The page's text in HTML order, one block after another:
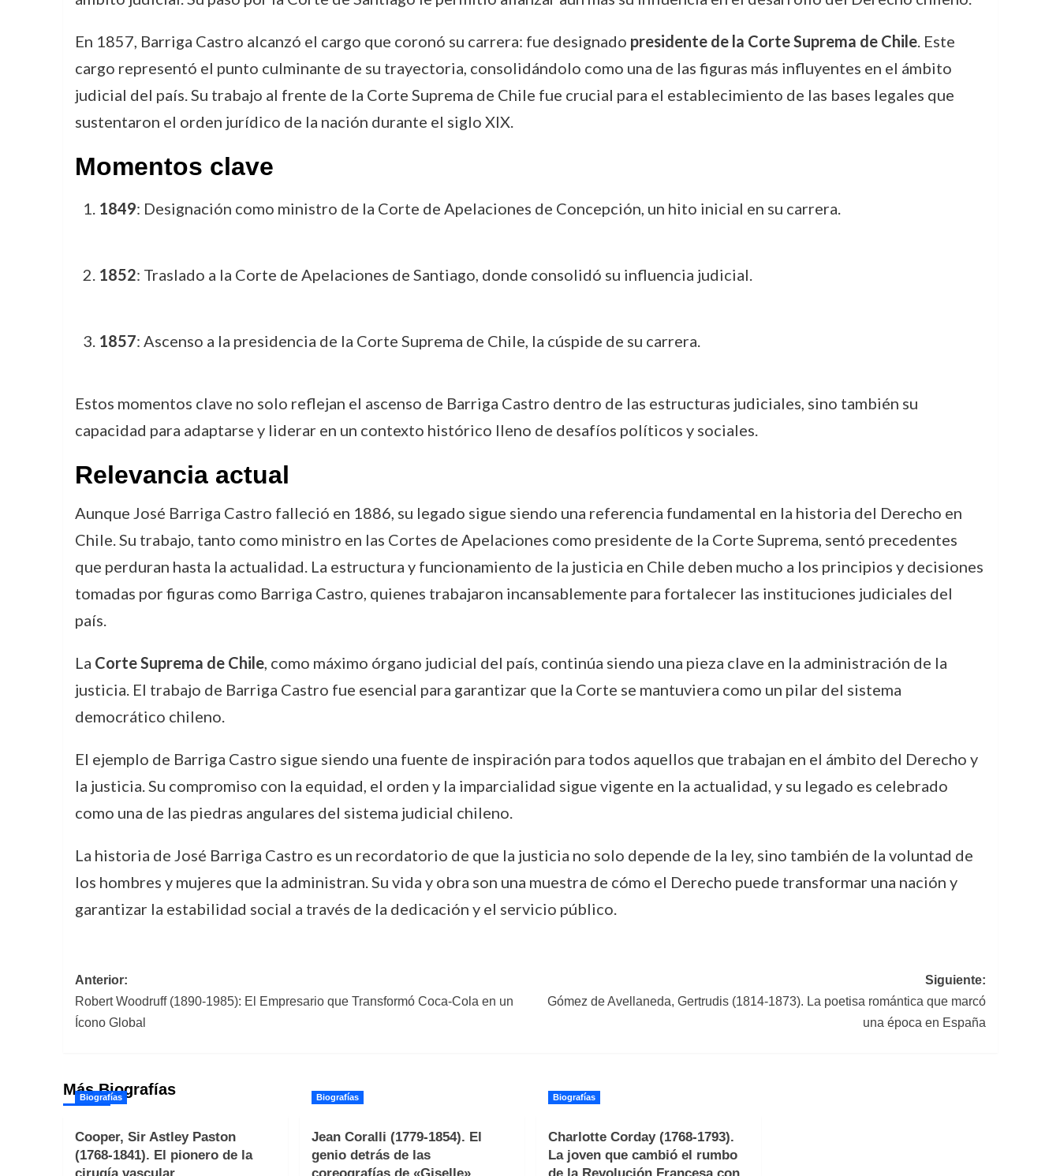
En 1857, Barriga Castro alcanzó el cargo que coronó su carrera: fue designado presidente de la Corte Suprema de Chile. Este
cargo representó el punto culminante de su trayectoria, consolidándolo como una de las figuras más influyentes en el ámbito
judicial del país. Su trabajo al frente de la Corte Suprema de Chile fue crucial para el establecimiento de las bases legales que
sustentaron el orden jurídico de la nación durante el siglo XIX.
Momentos clave
1849: Designación como ministro de la Corte de Apelaciones de Concepción, un hito inicial en su carrera.
1852: Traslado a la Corte de Apelaciones de Santiago, donde consolidó su influencia judicial.
1857: Ascenso a la presidencia de la Corte Suprema de Chile, la cúspide de su carrera.
Estos momentos clave no solo reflejan el ascenso de Barriga Castro dentro de las estructuras judiciales, sino también su
capacidad para adaptarse y liderar en un contexto histórico lleno de desafíos políticos y sociales.
Relevancia actual
Aunque José Barriga Castro falleció en 1886, su legado sigue siendo una referencia fundamental en la historia del Derecho en
Chile. Su trabajo, tanto como ministro en las Cortes de Apelaciones como presidente de la Corte Suprema, sentó precedentes
que perduran hasta la actualidad. La estructura y funcionamiento de la justicia en Chile deben mucho a los principios y decisiones
tomadas por figuras como Barriga Castro, quienes trabajaron incansablemente para fortalecer las instituciones judiciales del
país.
La Corte Suprema de Chile, como máximo órgano judicial del país, continúa siendo una pieza clave en la administración de la
justicia. El trabajo de Barriga Castro fue esencial para garantizar que la Corte se mantuviera como un pilar del sistema
democrático chileno.
El ejemplo de Barriga Castro sigue siendo una fuente de inspiración para todos aquellos que trabajan en el ámbito del Derecho y
la justicia. Su compromiso con la equidad, el orden y la imparcialidad sigue vigente en la actualidad, y su legado es celebrado
como una de las piedras angulares del sistema judicial chileno.
La historia de José Barriga Castro es un recordatorio de que la justicia no solo depende de la ley, sino también de la voluntad de
los hombres y mujeres que la administran. Su vida y obra son una muestra de cómo el Derecho puede transformar una nación y
garantizar la estabilidad social a través de la dedicación y el servicio público.
Navegación
de
Anterior:
Robert Woodruff (1890-1985): El Empresario que Transformó Coca-Cola en un
Ícono Global
Siguiente:
Gómez de Avellaneda, Gertrudis (1814-1873). La poetisa romántica que marcó
una época en España
Más Biografías
Biografías
Cooper, Sir Astley Paston
(1768-1841). El pionero de la
Biografías
Jean Coralli (1779-1854). El
genio detrás de las
Biografías
Charlotte Corday (1768-1793).
La joven que cambió el rumbo